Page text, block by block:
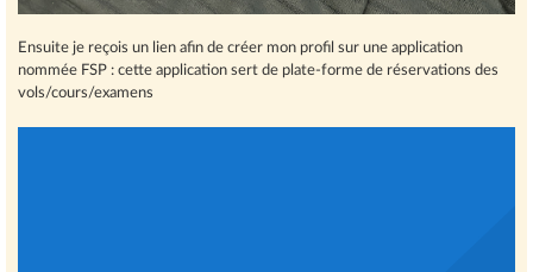
Ensuite je reçois un lien afin de créer mon profil sur une application
nommée FSP : cette application sert de plate-forme de réservations des
vols/cours/examens